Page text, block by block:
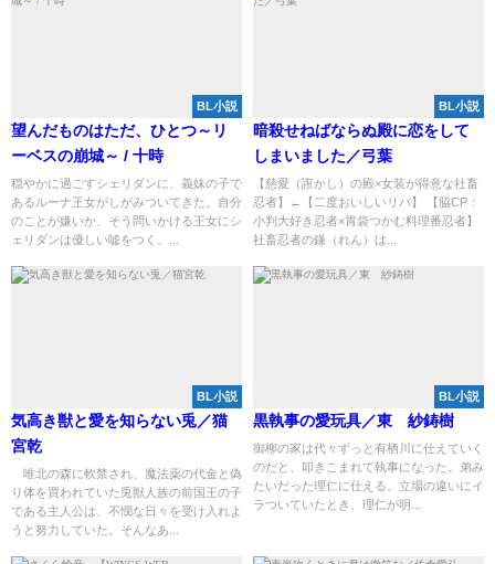
BL小説
望んだものはただ、ひとつ～リ
ーベスの崩城～ / 十時
穏やかに過ごすシェリダンに、義妹の子で
あるルーナ王女がしがみついてきた。自分
のことが嫌いか、そう問いかける王女にシ
ェリダンは優しい嘘をつく。...
BL小説
暗殺せねばならぬ殿に恋をして
しまいました／弓葉
【慈愛（誑かし）の殿×女装が得意な社畜
忍者】←【二度おいしいリバ】 【脇CP：
小判大好き忍者×胃袋つかむ料理番忍者】
社畜忍者の鎌（れん）は...
BL小説
気高き獣と愛を知らない兎／猫
宮乾
唯北の森に軟禁され、魔法薬の代金と偽
り体を買われていた兎獣人族の前国王の子
である主人公は、不憫な日々を受け入れよ
うと努力していた。そんなあ...
BL小説
黒執事の愛玩具／東 紗鋳樹
御柳の家は代々ずっと有栖川に仕えていく
のだと、叩きこまれて執事になった。弟み
たいだった理仁に仕える。立場の違いにイ
ラついていたとき、理仁が明...